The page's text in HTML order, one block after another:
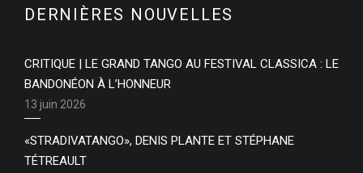
DERNIÈRES NOUVELLES
CRITIQUE | LE GRAND TANGO AU FESTIVAL CLASSICA : LE
BANDONÉON À L’HONNEUR
13 juin 2026
«STRADIVATANGO», DENIS PLANTE ET STÉPHANE
TÉTREAULT